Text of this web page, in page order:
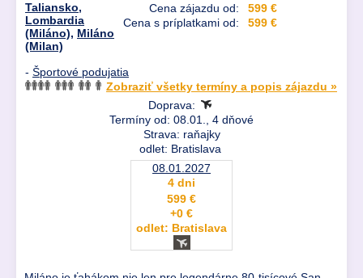
Cena zájazdu od:
599 €
Cena s príplatkami od:
599 €
Taliansko,
Lombardia
(Miláno), Miláno
(Milan)
- Športové podujatia
Zobraziť všetky termíny a popis zájazdu »
Doprava:
Termíny od: 08.01., 4 dňové
Strava: raňajky
odlet: Bratislava
08.01.2027
4 dni
599 €
+0 €
odlet: Bratislava